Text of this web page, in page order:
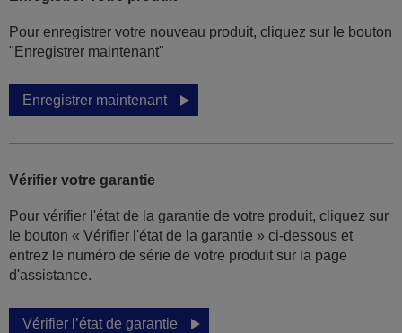
Pour enregistrer votre nouveau produit, cliquez sur le bouton
"Enregistrer maintenant"
Enregistrer maintenant
Vérifier votre garantie
Pour vérifier l'état de la garantie de votre produit, cliquez sur
le bouton « Vérifier l'état de la garantie » ci-dessous et
entrez le numéro de série de votre produit sur la page
d'assistance.
Vérifier l’état de garantie